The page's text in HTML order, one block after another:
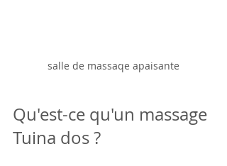
salle de massaqe apaisante
Qu'est-ce qu'un massage
Tuina dos ?